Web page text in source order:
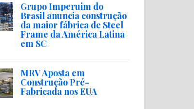
Grupo Imperuim do
Brasil anuncia construção
da maior fábrica de Steel
Frame da América Latina
em SC
MRV Aposta em
Construção Pré-
Fabricada nos EUA